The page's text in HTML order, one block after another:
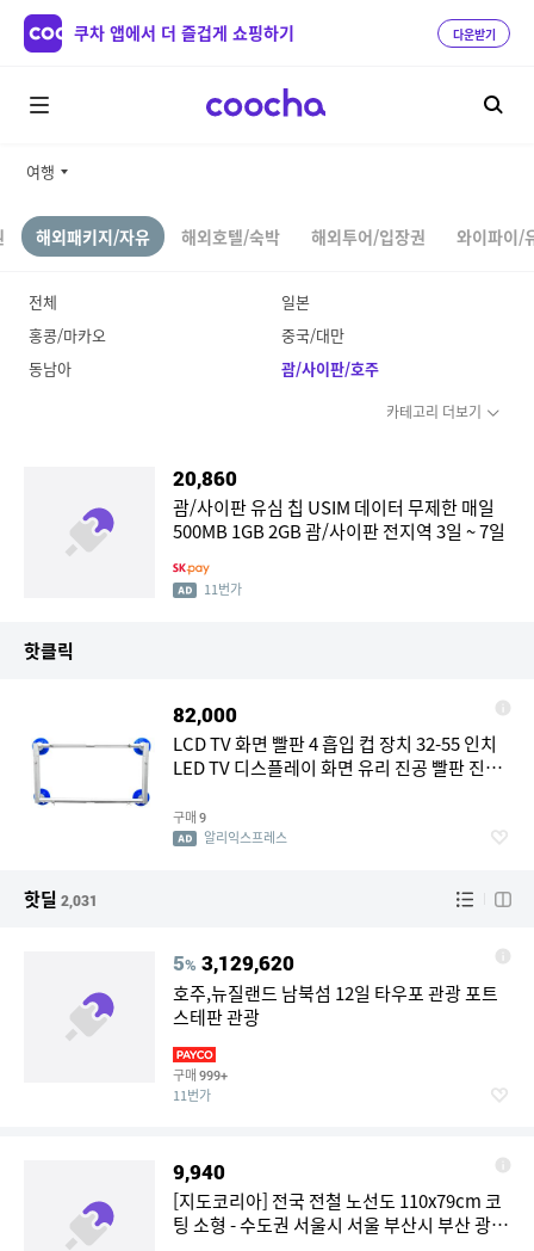
쿠차 앱에서 더 즐겁게 쇼핑하기 다운받기
여행
해외패키지/자유 해외호텔/숙박 해외투어/입장권 와이파이/
전체
일본
홍콩/마카오
중국/대만
동남아
괌/사이판/호주
카테고리 더보기
20,860
괌/사이판 유심 칩 USIM 데이터 무제한 매일
500MB 1GB 2GB 괌/사이판 전지역 3일 ~ 7일
11번가
핫클릭
82,000
LCD TV 화면 빨판 4 흡입 컵 장치 32-55 인치
LED TV 디스플레이 화면 유리 진공 빨판 진공
구매 9
알리익스프레스
핫딜 2,031
5% 3,129,620
호주,뉴질랜드 남북섬 12일 타우포 관광 포트
스테판 관광
구매 999+
11번가
9,940
[지도코리아] 전국 전철 노선도 110x79cm 코
팅 소형 - 수도권 서울시 서울 부산시 부산 광주